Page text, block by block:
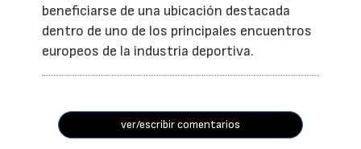
beneficiarse de una ubicación destacada
dentro de uno de los principales encuentros
europeos de la industria deportiva.
ver/escribir comentarios